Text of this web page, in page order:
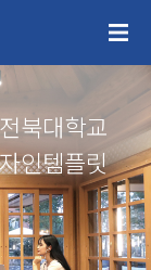
전북대학교
인템플릿